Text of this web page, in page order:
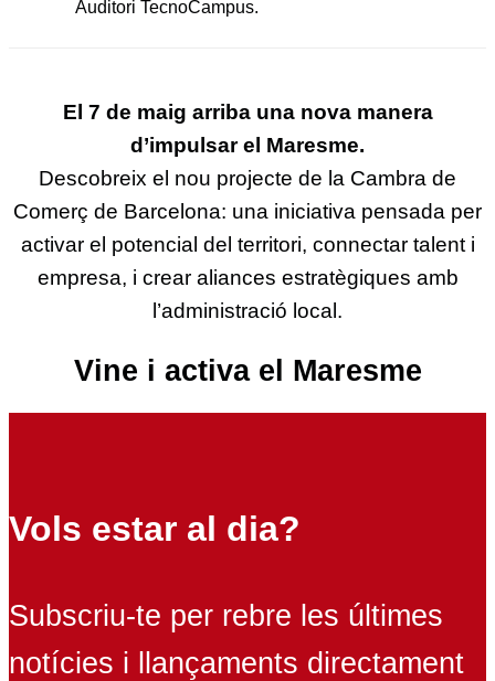
Auditori TecnoCampus.
El 7 de maig arriba una nova manera
d’impulsar el Maresme.
Descobreix el nou projecte de la Cambra de
Comerç de Barcelona: una iniciativa pensada per
activar el potencial del territori, connectar talent i
empresa, i crear aliances estratègiques amb
l’administració local.
Vine i activa el Maresme
Vols estar al dia?
Subscriu-te per rebre les últimes
notícies i llançaments directament